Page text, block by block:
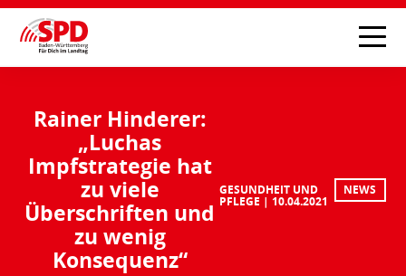
Rainer Hinderer:
„Luchas
Impfstrategie hat
zu viele
Überschriften und
zu wenig
Konsequenz“
GESUNDHEIT UND
PFLEGE 10.04.2021
NEWS